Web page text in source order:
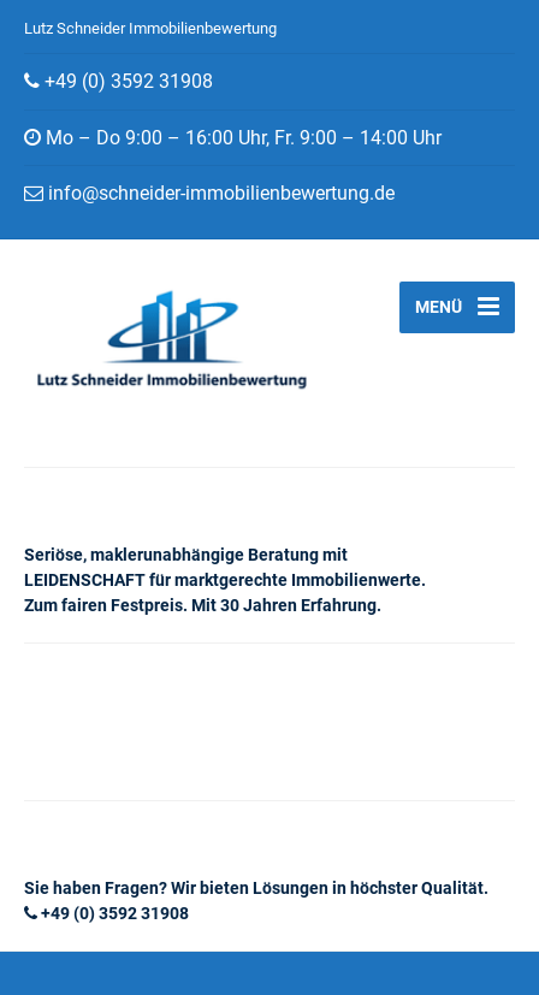
Lutz Schneider Immobilienbewertung
+49 (0) 3592 31908
Mo – Do 9:00 – 16:00 Uhr, Fr. 9:00 – 14:00 Uhr
info@schneider-immobilienbewertung.de
Seriöse, maklerunabhängige Beratung mit
LEIDENSCHAFT für marktgerechte Immobilienwerte.
Zum fairen Festpreis. Mit 30 Jahren Erfahrung.
MENÜ
Sie haben Fragen? Wir bieten Lösungen in höchster Qualität.
+49 (0) 3592 31908